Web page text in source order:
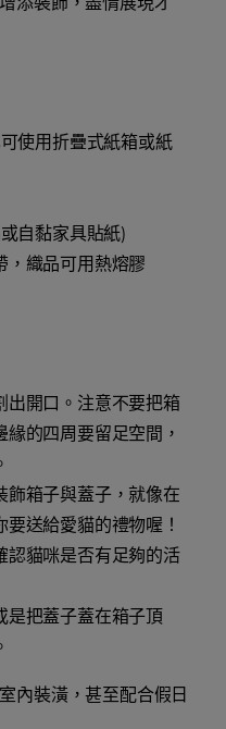
使用折疊式紙箱或紙
自黏家具貼紙)
，織品可用熱熔膠
出開口。注意不要把箱
的四周要留足空間，
飾箱子與蓋子，就像在
送給愛貓的禮物喔！
認貓咪是否有足夠的活
是把蓋子蓋在箱子頂
內裝潢，甚至配合假日